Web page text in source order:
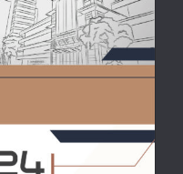
ง EdPEx 2024